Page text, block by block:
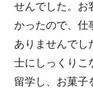
せんでした。お
かったので、仕
ありませんでし
士にしっくりこ
留学し、お菓子